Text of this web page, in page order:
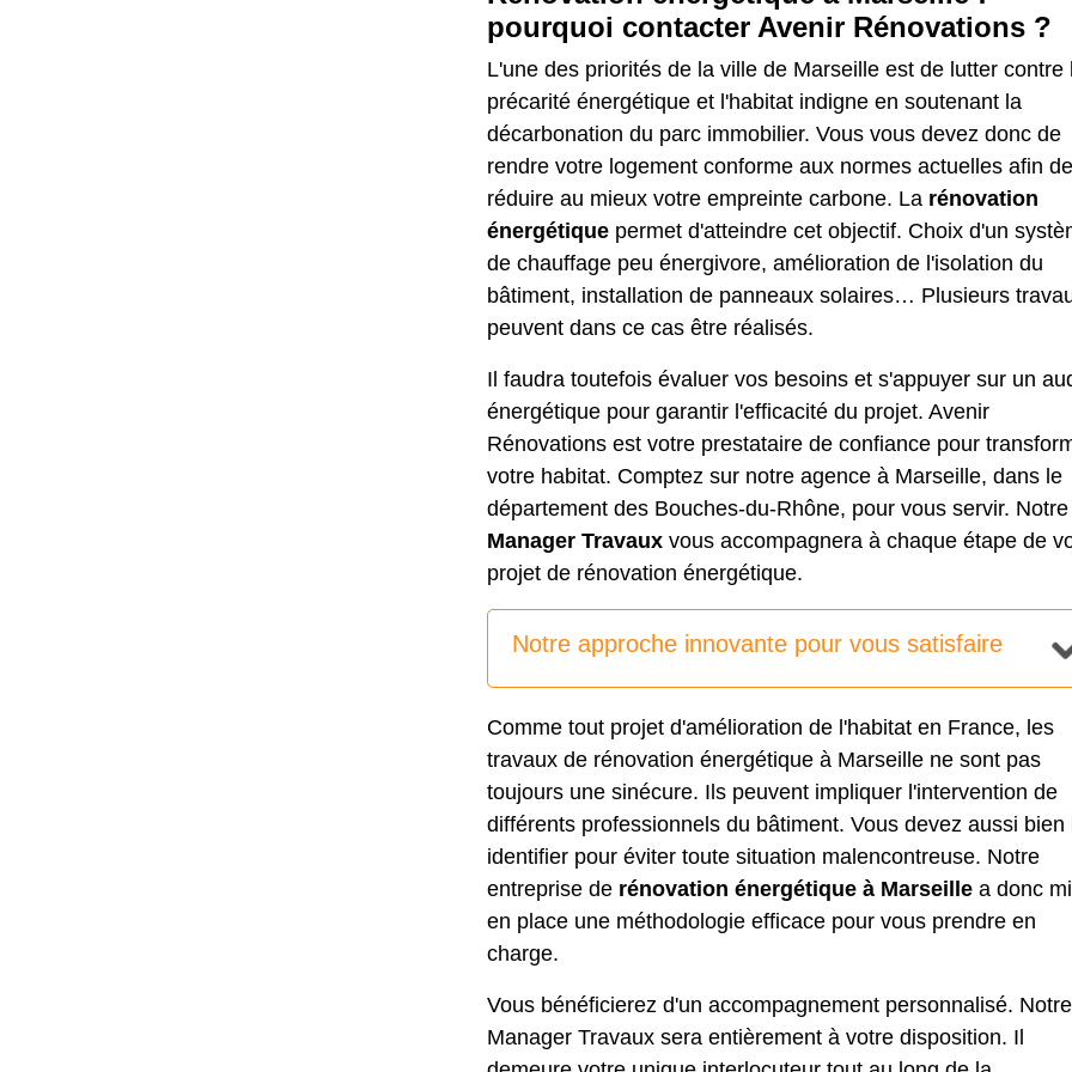
pourquoi contacter Avenir Rénovations ?
L'une des priorités de la ville de Marseille est de lutter contre
précarité énergétique et l'habitat indigne en soutenant la
décarbonation du parc immobilier. Vous vous devez donc de
rendre votre logement conforme aux normes actuelles afin de
réduire au mieux votre empreinte carbone. La rénovation
énergétique permet d'atteindre cet objectif. Choix d'un
de chauffage peu énergivore, amélioration de l'isolation du
bâtiment, installation de panneaux solaires… Plusieurs
peuvent dans ce cas être réalisés.
Il faudra toutefois évaluer vos besoins et s'appuyer sur un
énergétique pour garantir l'efficacité du projet. Avenir
Rénovations est votre prestataire de confiance pour
votre habitat. Comptez sur notre agence à Marseille, dans le
département des Bouches-du-Rhône, pour vous servir. Notre
Manager Travaux vous accompagnera à chaque étape de
projet de rénovation énergétique.
Notre approche innovante pour vous satisfaire
Comme tout projet d'amélioration de l'habitat en France, les
travaux de rénovation énergétique à Marseille ne sont pas
toujours une sinécure. Ils peuvent impliquer l'intervention de
différents professionnels du bâtiment. Vous devez aussi bien
identifier pour éviter toute situation malencontreuse. Notre
entreprise de rénovation énergétique à Marseille a donc
en place une méthodologie efficace pour vous prendre en
charge.
Vous bénéficierez d'un accompagnement personnalisé. Notre
Manager Travaux sera entièrement à votre disposition. Il